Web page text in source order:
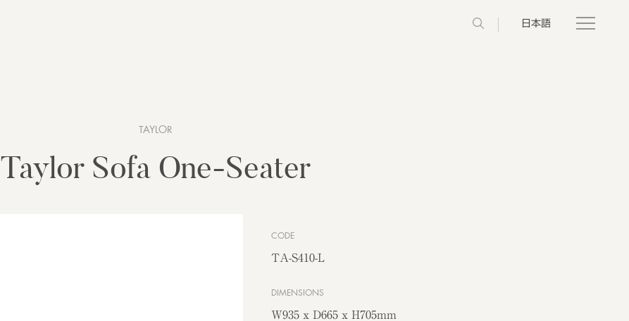
日本語
TAYLOR
Taylor Sofa One-Seater
CODE
TA-S410-L
DIMENSIONS
W935 x D665 x H705mm